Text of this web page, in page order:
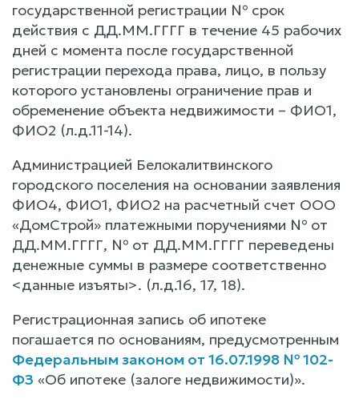
государственной регистрации № срок
действия с ДД.ММ.ГГГГ в течение 45 рабочих
дней с момента после государственной
регистрации перехода права, лицо, в пользу
которого установлены ограничение прав и
обременение объекта недвижимости – ФИО1,
ФИО2 (л.д.11-14).
Администрацией Белокалитвинского
городского поселения на основании заявления
ФИО4, ФИО1, ФИО2 на расчетный счет ООО
«ДомСтрой» платежными поручениями № от
ДД.ММ.ГГГГ, № от ДД.ММ.ГГГГ переведены
денежные суммы в размере соответственно
<данные изъяты>. (л.д.16, 17, 18).
Регистрационная запись об ипотеке
погашается по основаниям, предусмотренным
Федеральным законом от 16.07.1998 № 102-
ФЗ «Об ипотеке (залоге недвижимости)».